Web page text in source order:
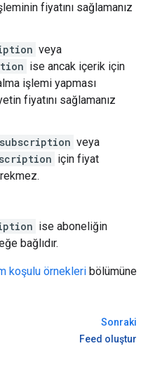
fiyatını sağlamanız
veya
ise ancak içerik için
işlemi yapması
fiyatını sağlamanız
subscription veya
için fiyat
ise aboneliğin
bağlıdır.
koşulu örnekleri bölümüne
Sonraki
Feed oluştur